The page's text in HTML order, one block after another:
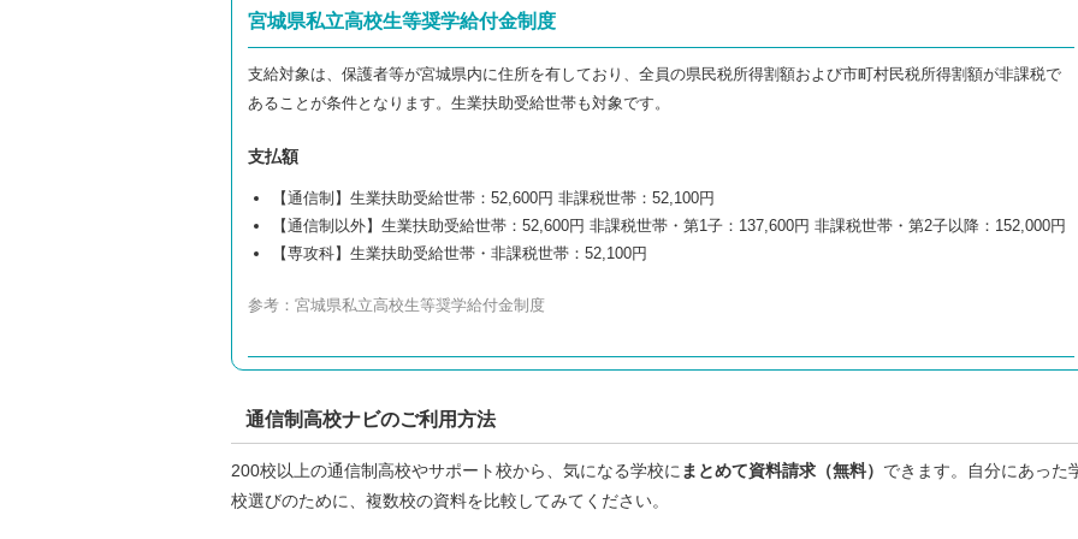
宮城県私立高校生等奨学給付金制度
支給対象は、保護者等が宮城県内に住所を有しており、全員の県民税所得割額および市町村民税所得割額が非課税で
あることが条件となります。生業扶助受給世帯も対象です。
支払額
【通信制】生業扶助受給世帯：52,600円 非課税世帯：52,100円
【通信制以外】生業扶助受給世帯：52,600円 非課税世帯・第1子：137,600円 非課税世帯・第2子以降：152,000円
【専攻科】生業扶助受給世帯・非課税世帯：52,100円
参考： 宮城県私立高校生等奨学給付金制度
通信制高校ナビのご利用方法
200校以上の通信制高校やサポート校から、気になる学校に まとめて資料請求（無料） できます。自分にあった
校選びのために、複数校の資料を比較してみてください。